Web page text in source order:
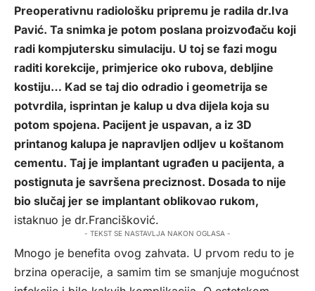
Preoperativnu radiološku pripremu je radila dr.Iva
Pavić. Ta snimka je potom poslana proizvođaču koji
radi kompjutersku simulaciju. U toj se fazi mogu
raditi korekcije, primjerice oko rubova, debljine
kostiju… Kad se taj dio odradio i geometrija se
potvrdila, isprintan je kalup u dva dijela koja su
potom spojena. Pacijent je uspavan, a iz 3D
printanog kalupa je napravljen odljev u koštanom
cementu. Taj je implantant ugrađen u pacijenta, a
postignuta je savršena preciznost. Dosada to nije
bio slučaj jer se implantant oblikovao rukom,
istaknuo je dr.Francišković.
- TEKST SE NASTAVLJA NAKON OGLASA -
Mnogo je benefita ovog zahvata. U prvom redu to je
brzina operacije, a samim tim se smanjuje mogućnost